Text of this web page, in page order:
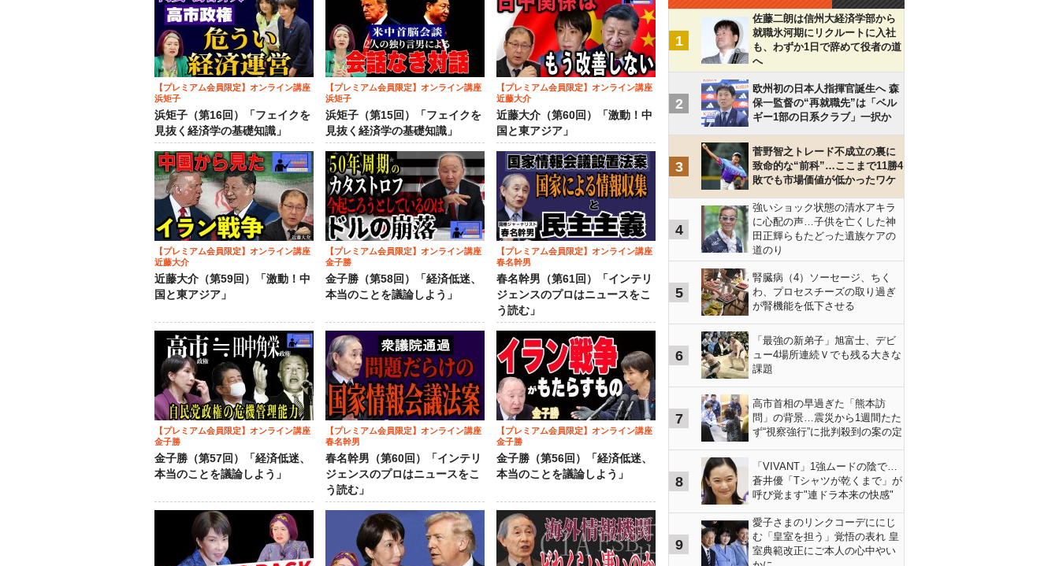
【プレミアム会員限定】オンライン講座
浜矩子
浜矩子（第16回）「フェイクを
見抜く経済学の基礎知識」
【プレミアム会員限定】オンライン講座
浜矩子
浜矩子（第15回）「フェイクを
見抜く経済学の基礎知識」
【プレミアム会員限定】オンライン講座
近藤大介
近藤大介（第60回）「激動！中
国と東アジア」
【プレミアム会員限定】オンライン講座
近藤大介
近藤大介（第59回）「激動！中
国と東アジア」
【プレミアム会員限定】オンライン講座
金子勝
金子勝（第58回）「経済低迷、
本当のことを議論しよう」
【プレミアム会員限定】オンライン講座
春名幹男
春名幹男（第61回）「インテリ
ジェンスのプロはニュースをこ
う読む」
【プレミアム会員限定】オンライン講座
金子勝
金子勝（第57回）「経済低迷、
本当のことを議論しよう」
【プレミアム会員限定】オンライン講座
春名幹男
春名幹男（第60回）「インテリ
ジェンスのプロはニュースをこ
う読む」
【プレミアム会員限定】オンライン講座
金子勝
金子勝（第56回）「経済低迷、
本当のことを議論しよう」
1
佐藤二朗は信州大経済学部から
就職氷河期にリクルートに入社
も、わずか1日で辞めて役者の道
へ
2
欧州初の日本人指揮官誕生へ 森
保一監督の“再就職先”は「ベル
ギー1部の日系クラブ」一択か
3
菅野智之トレード不成立の裏に
致命的な“前科”…ここまで11勝4
敗でも市場価値が低かったワケ
4
強いショック状態の清水アキラ
に心配の声…子供を亡くした神
田正輝らもたどった遺族ケアの
道のり
5
腎臓病（4）ソーセージ、ちく
わ、プロセスチーズの取り過ぎ
が腎機能を低下させる
6
「最強の新弟子」旭富士、デビ
ュー4場所連続Ｖでも残る大きな
課題
7
高市首相の早過ぎた「熊本訪
問」の背景…震災から1週間たた
ず“視察強行”に批判殺到の案の定
8
「VIVANT」1強ムードの陰で…
蒼井優「Tシャツが乾くまで」が
呼び覚ます"連ドラ本来の快感"
9
愛子さまのリンクコーデににじ
む「皇室を担う」覚悟の表れ 皇
室典範改正にご本人の心中やい